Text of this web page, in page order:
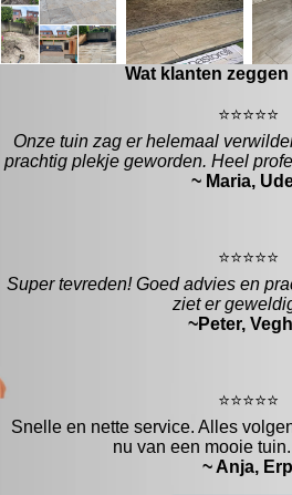
Wat klanten
⭐️⭐️⭐️⭐️⭐️
Onze tuin zag er helemaal
prachtig plekje geworden. Heel
~ Maria,
⭐️⭐️⭐️⭐️⭐️
Super tevreden! Goed advies en
ziet er
~Peter,
⭐️⭐️⭐️⭐️⭐️
Snelle en nette service. Alles
nu van een mooie
~ Anja, Erp